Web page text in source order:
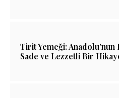
Tirit Yemeği:
Sade ve Lezzetli Bir